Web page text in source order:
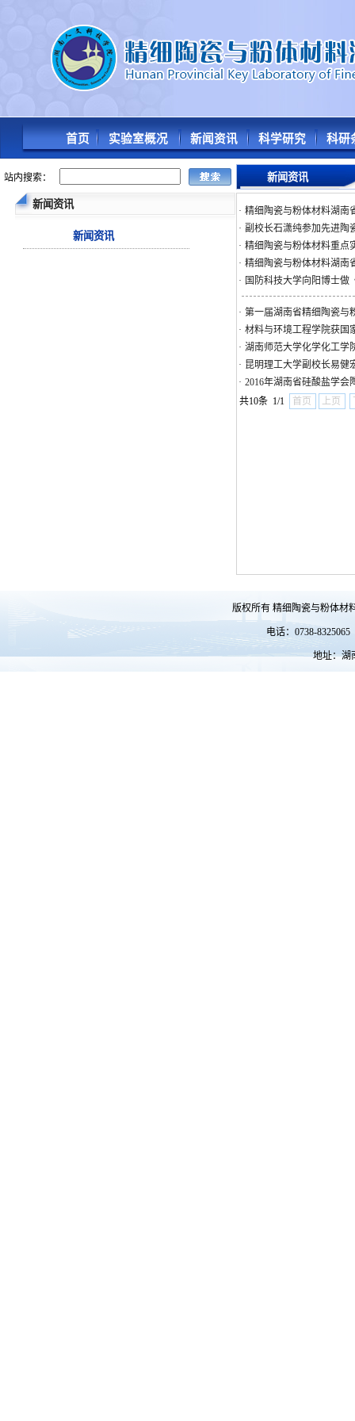
首页 实验室概况 新闻资讯 科学研究 科研
站内搜索：
新闻资讯
新闻资讯
新闻资讯
· 精细陶瓷与粉体材料湖南
· 副校长石潇纯参加先进陶
· 精细陶瓷与粉体材料重点
· 精细陶瓷与粉体材料湖南
· 国防科技大学向阳博士做
· 第一届湖南省精细陶瓷与
· 材料与环境工程学院获国
· 湖南师范大学化学化工学
· 昆明理工大学副校长易健
· 2016年湖南省硅酸盐学
共10条 1/1
首页 上页
版权所有 精细陶瓷与粉体材
电话：0738-
地址：湖